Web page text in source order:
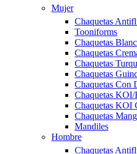
Mujer
Chaquetas
Tooniforms
Chaquetas
Chaquetas
Chaquetas
Chaquetas
Chaquetas Con
Chaquetas
Chaquetas KOI
Chaquetas
Mandiles
Hombre
Chaquetas